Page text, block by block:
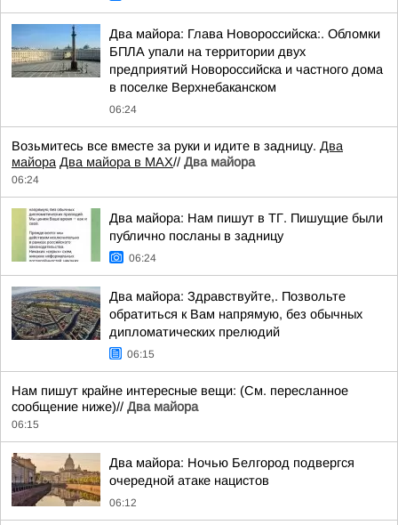
Два майора: Глава Новороссийска:. Обломки
БПЛА упали на территории двух
предприятий Новороссийска и частного дома
в поселке Верхнебаканском
06:24
Возьмитесь все вместе за руки и идите в задницу. Два
майора Два майора в МАХ// Два майора
06:24
Два майора: Нам пишут в ТГ. Пишущие были
публично посланы в задницу
06:24
Два майора: Здравствуйте,. Позвольте
обратиться к Вам напрямую, без обычных
дипломатических прелюдий
06:15
Нам пишут крайне интересные вещи: (См. пересланное
сообщение ниже)// Два майора
06:15
Два майора: Ночью Белгород подвергся
очередной атаке нацистов
06:12